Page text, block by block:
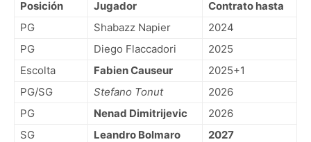
Posición Jugador
Contrato hasta
PG
Shabazz Napier
2024
PG
Diego Flaccadori
2025
Escolta
Fabien Causeur
2025+1
PG/SG
Stefano Tonut
2026
PG
Nenad Dimitrijevic
2026
SG
Leandro Bolmaro
2027